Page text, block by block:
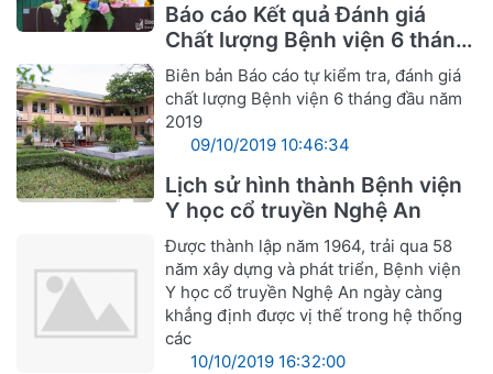
Báo cáo Kết quả Đánh giá
Chất lượng Bệnh viện 6 tháng
đầu năm 2019
Biên bản Báo cáo tự kiểm tra, đánh giá
chất lượng Bệnh viện 6 tháng đầu năm
2019
09/10/2019 10:46:34
Lịch sử hình thành Bệnh viện
Y học cổ truyền Nghệ An
Được thành lập năm 1964, trải qua 58
năm xây dựng và phát triển, Bệnh viện
Y học cổ truyền Nghệ An ngày càng
khẳng định được vị thế trong hệ thống
các
10/10/2019 16:32:00